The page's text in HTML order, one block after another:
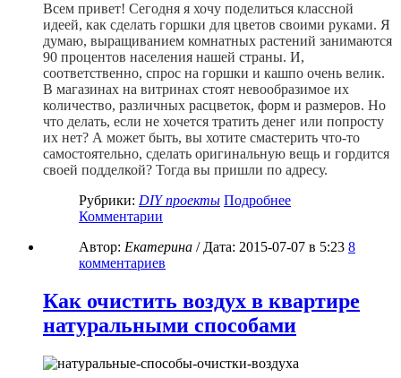
Всем привет! Сегодня я хочу поделиться классной
идеей, как сделать горшки для цветов своими руками. Я
думаю, выращиванием комнатных растений занимаются
90 процентов населения нашей страны. И,
соответственно, спрос на горшки и кашпо очень велик.
В магазинах на витринах стоят невообразимое их
количество, различных расцветок, форм и размеров. Но
что делать, если не хочется тратить денег или попросту
их нет? А может быть, вы хотите смастерить что-то
самостоятельно, сделать оригинальную вещь и гордится
своей подделкой? Тогда вы пришли по адресу.
Рубрики: DIY проекты Подробнее
Комментарии
Автор: Екатерина / Дата: 2015-07-07 в 5:23 8
комментариев
Как очистить воздух в квартире
натуральными способами